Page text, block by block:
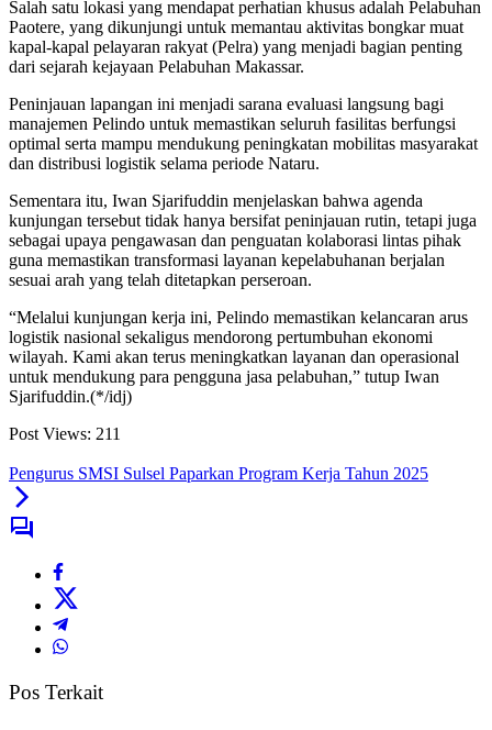
Salah satu lokasi yang mendapat perhatian khusus adalah Pelabuhan
Paotere, yang dikunjungi untuk memantau aktivitas bongkar muat
kapal-kapal pelayaran rakyat (Pelra) yang menjadi bagian penting
dari sejarah kejayaan Pelabuhan Makassar.
Peninjauan lapangan ini menjadi sarana evaluasi langsung bagi
manajemen Pelindo untuk memastikan seluruh fasilitas berfungsi
optimal serta mampu mendukung peningkatan mobilitas masyarakat
dan distribusi logistik selama periode Nataru.
Sementara itu, Iwan Sjarifuddin menjelaskan bahwa agenda
kunjungan tersebut tidak hanya bersifat peninjauan rutin, tetapi juga
sebagai upaya pengawasan dan penguatan kolaborasi lintas pihak
guna memastikan transformasi layanan kepelabuhanan berjalan
sesuai arah yang telah ditetapkan perseroan.
“Melalui kunjungan kerja ini, Pelindo memastikan kelancaran arus
logistik nasional sekaligus mendorong pertumbuhan ekonomi
wilayah. Kami akan terus meningkatkan layanan dan operasional
untuk mendukung para pengguna jasa pelabuhan,” tutup Iwan
Sjarifuddin.(*/idj)
Post Views: 211
Pengurus SMSI Sulsel Paparkan Program Kerja Tahun 2025
Pos Terkait